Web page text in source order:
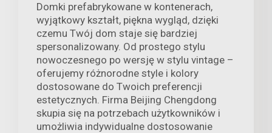
Domki prefabrykowane w kontenerach,
wyjątkowy kształt, piękna wygląd, dzięki
czemu Twój dom staje się bardziej
spersonalizowany. Od prostego stylu
nowoczesnego po wersję w stylu vintage –
oferujemy różnorodne style i kolory
dostosowane do Twoich preferencji
estetycznych. Firma Beijing Chengdong
skupia się na potrzebach użytkowników i
umożliwia indywidualne dostosowanie